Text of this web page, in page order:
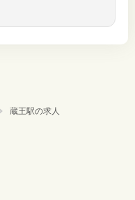
蔵王駅の求人